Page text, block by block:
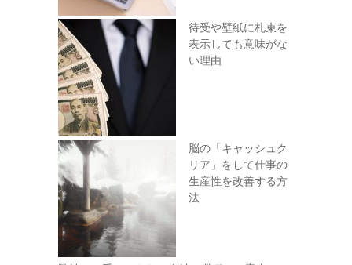
待受や壁紙に札束を
表示しても意味がな
い理由
脳の「キャッシュク
リア」をして仕事の
生産性を改善する方
法